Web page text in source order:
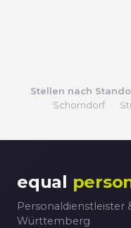
Stellen nach
Schorndorf
·
equal
Personaldienstleister
Württemberg